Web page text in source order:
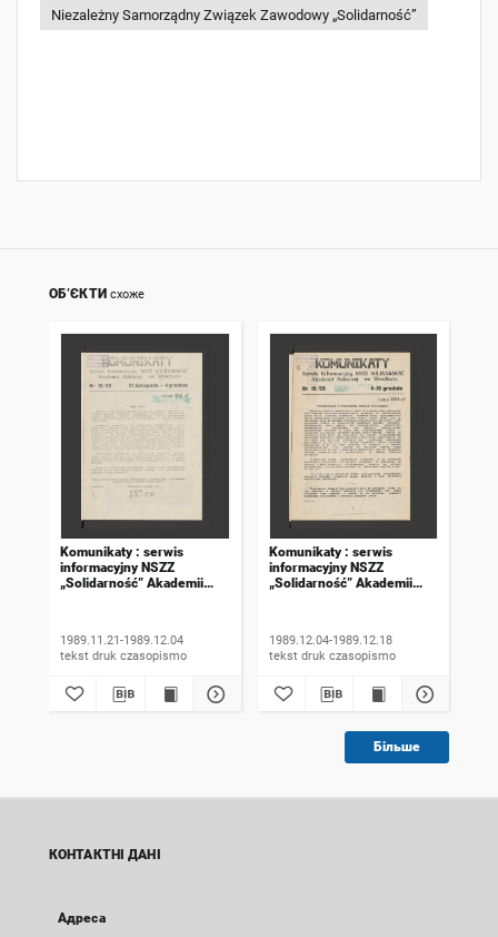
Niezależny Samorządny Związek Zawodowy „Solidarność”
ОБ’ЄКТИ схоже
Komunikaty : serwis
informacyjny NSZZ
„Solidarność” Akademii
1989.11.21-1989.12.04
tekst druk czasopismo
Komunikaty : serwis
informacyjny NSZZ
„Solidarność” Akademii
1989.12.04-1989.12.18
tekst druk czasopismo
Більше
КОНТАКТНІ ДАНІ
Адреса